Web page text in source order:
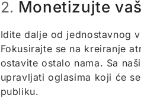
2. Monetizujte
Idite dalje od jednostavnog
Fokusirajte se na kreiranje
ostavite ostalo nama. Sa
upravljati oglasima koji će
publiku.